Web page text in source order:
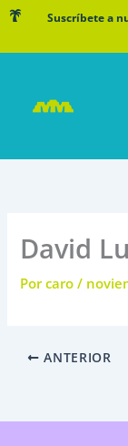
contenido
Suscríbete a
David
Porcaro/
ANTERIOR